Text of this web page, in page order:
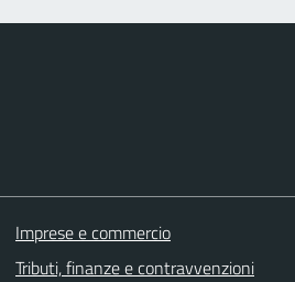
Imprese e commercio
Tributi, finanze e contravvenzioni